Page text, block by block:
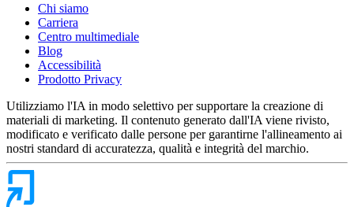
Chi siamo
Carriera
Centro multimediale
Blog
Accessibilità
Prodotto Privacy
Utilizziamo l'IA in modo selettivo per supportare la creazione di
materiali di marketing. Il contenuto generato dall'IA viene rivisto,
modificato e verificato dalle persone per garantirne l'allineamento ai
nostri standard di accuratezza, qualità e integrità del marchio.